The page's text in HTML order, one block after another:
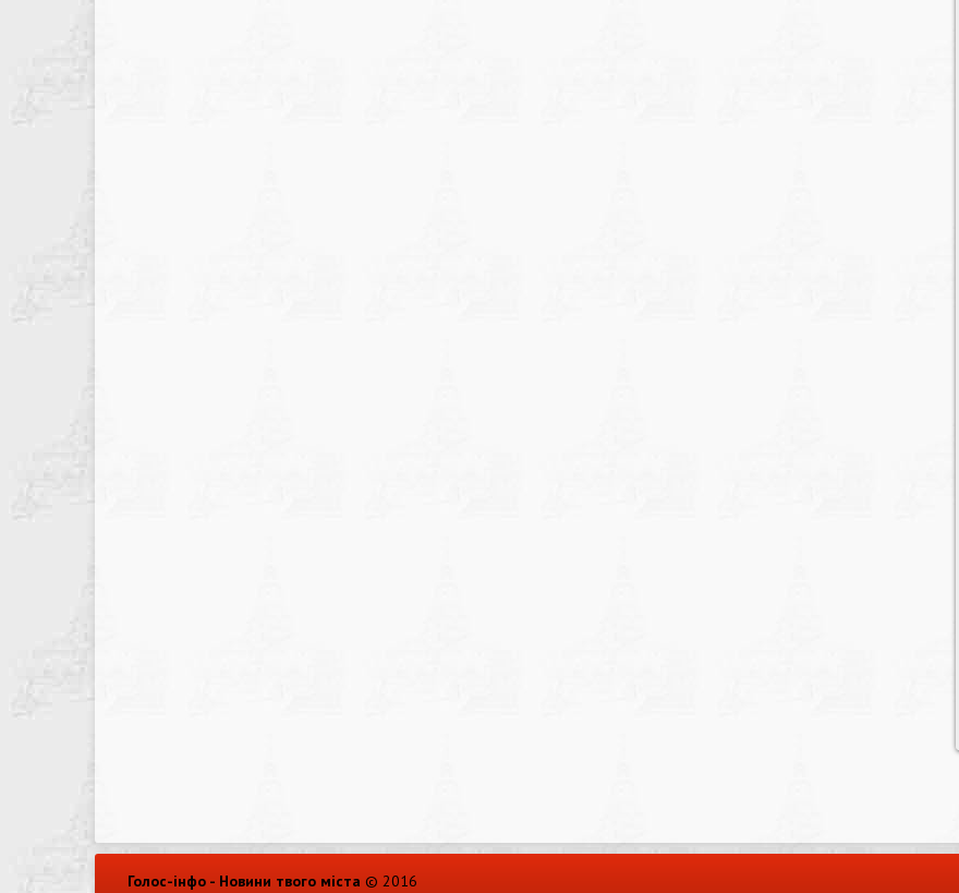
Голос-інфо - Новини твого міста © 2016